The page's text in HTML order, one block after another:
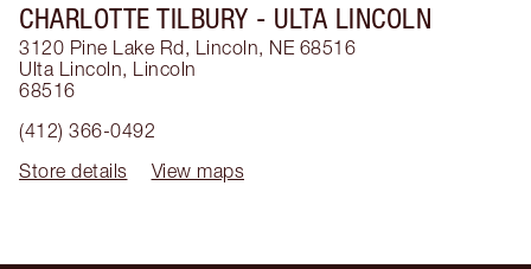
CHARLOTTE TILBURY - ULTA LINCOLN
3120 Pine Lake Rd, Lincoln, NE 68516
Ulta Lincoln, Lincoln
68516
(412) 366-0492
Store details
View maps